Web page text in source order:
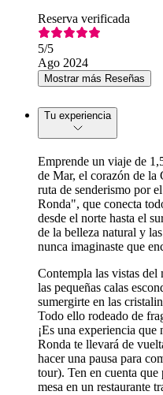
Reserva verificada
5/5
Ago 2024
Mostrar más Reseñas
Tu experiencia
Emprende un viaje de
de Mar, el corazón de la
ruta de senderismo por
Ronda", que conecta
desde el norte hasta el
de la belleza natural y
nunca imaginaste que
Contempla las vistas
las pequeñas calas
sumergirte en las
Todo ello rodeado de
¡Es una experiencia
Ronda te llevará de
hacer una pausa para
tour). Ten en cuenta que
mesa en un restaurante